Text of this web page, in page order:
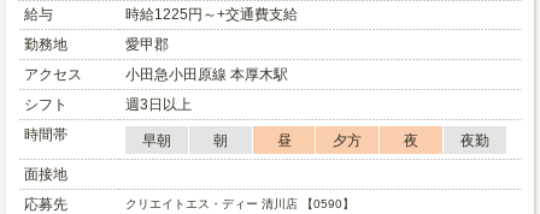
給与
時給1225円～+交通費支給
勤務地
愛甲郡
アクセス
小田急小田原線 本厚木駅
シフト
週3日以上
時間帯
早朝 朝 昼 夕方 夜
夜勤
面接地
応募先
クリエイトエス・ディー 清川店 【0590】